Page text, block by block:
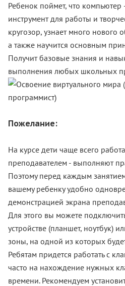
Ребенок поймет, что компьютер
инструмент для работы и
кругозор, узнает много нового
а также научится основным
Получит базовые знания и
выполнения любых школьных
Пожелание:
На курсе дети чаще всего
преподавателем - выполняют
Поэтому перед каждым
вашему ребенку удобно
демонстрацией экрана
Для этого вы можете
устройстве (планшет, ноутбук)
зоны, на одной из которых
Ребятам придется работать с
часто на нахождение нужных
времени. Рекомендуем